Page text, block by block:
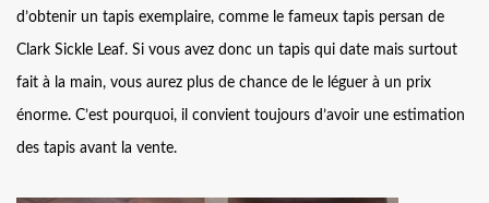
d’obtenir un tapis exemplaire, comme le fameux tapis persan de
Clark Sickle Leaf. Si vous avez donc un tapis qui date mais surtout
fait à la main, vous aurez plus de chance de le léguer à un prix
énorme. C’est pourquoi, il convient toujours d’avoir une estimation
des tapis avant la vente.